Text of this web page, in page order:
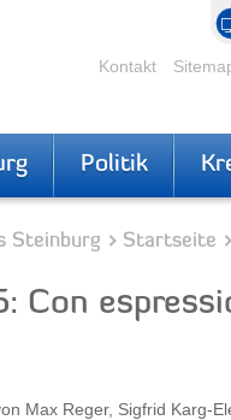
Kontakt
Politik
Steinburg Startseite
Con
Max Reger, Sigfrid Karg-